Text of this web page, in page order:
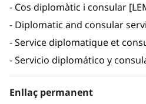
Cos diplomàtic i consular
Diplomatic and consular
Service diplomatique et
Servicio diplomático y
Enllaç permanent